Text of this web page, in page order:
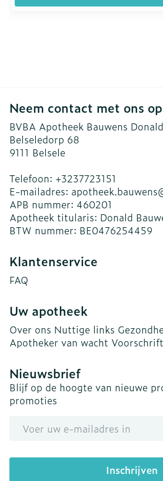
Neem contact met ons op
BVBA Apotheek Bauwens Donald
Belseledorp 68
9111 Belsele
Telefoon: +3237723151
E-mailadres:
APB nummer: 460201
Apotheek titularis: Donald
BTW nummer: BE0476254459
Klantenservice
FAQ
Uw apotheek
Over ons Nuttige links
Apotheker van wacht Voorschrift
Nieuwsbrief
Blijf op de hoogte van nieuwe
promoties
Inschrijven